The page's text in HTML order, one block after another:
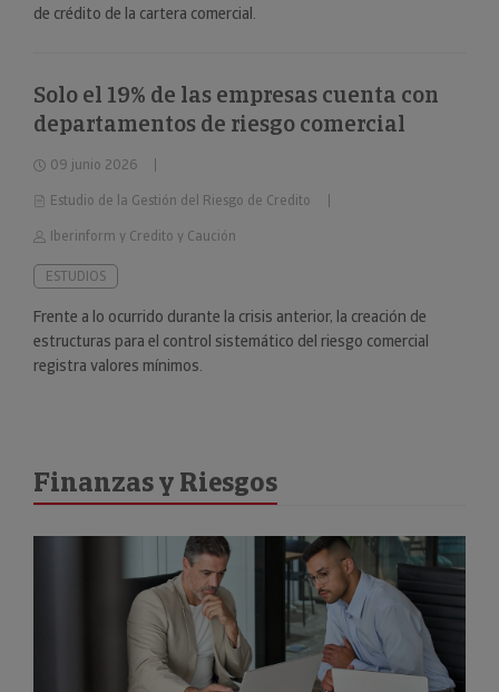
de crédito de la cartera comercial.
Solo el 19% de las empresas cuenta con
departamentos de riesgo comercial
09 junio 2026
Estudio de la Gestión del Riesgo de Credito
Iberinform y Credito y Caución
ESTUDIOS
Frente a lo ocurrido durante la crisis anterior, la creación de
estructuras para el control sistemático del riesgo comercial
registra valores mínimos.
Finanzas y Riesgos